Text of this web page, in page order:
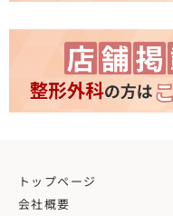
トップページ
会社概要